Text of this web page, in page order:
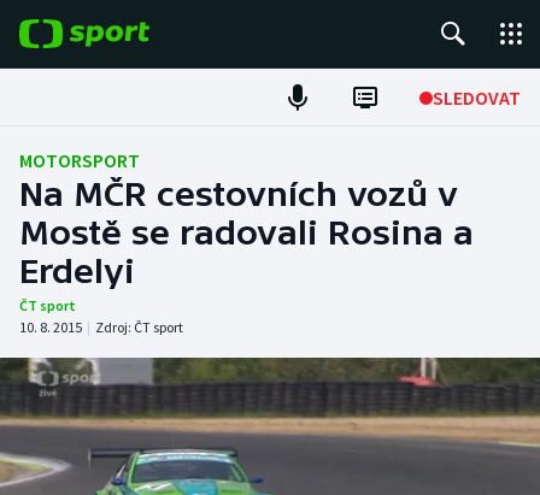
SLEDOVAT
Fotbal
Hokej
Tenis
Atletika
Cyklistika
DALŠÍ SPORTY
MOTORSPORT
Na MČR cestovních vozů v
Mostě se radovali Rosina a
Erdelyi
ČT sport
10. 8. 2015 | Zdroj: ČT sport